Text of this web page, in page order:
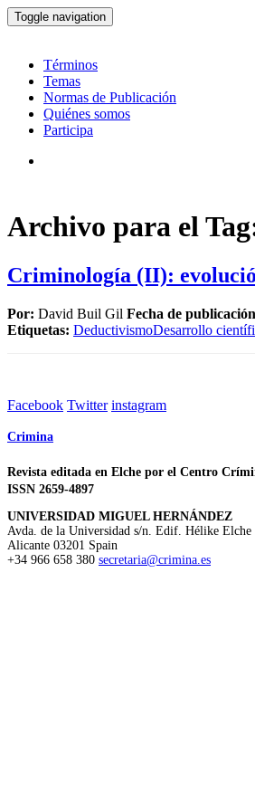
Toggle navigation
Términos
Temas
Normas de Publicación
Quiénes somos
Participa
Archivo para el
Criminología (II):
Por: David Buil Gil Fecha de publicación
Etiquetas: DeductivismoDesarrollo
Facebook Twitter instagram
Crimina
Revista editada en Elche por el Centro
ISSN 2659-4897
UNIVERSIDAD MIGUEL HERNÁNDEZ
Avda. de la Universidad s/n. Edif. Hélike Elche
Alicante 03201 Spain
+34 966 658 380 secretaria@crimina.es